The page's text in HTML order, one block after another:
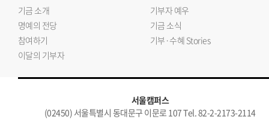
기금 소개
기부자 예우
명예의 전당
기금 소식
참여하기
기부·수혜 Stories
이달의 기부자
서울캠퍼스
(02450) 서울특별시 동대문구 이문로 107 Tel. 82-2-2173-2114